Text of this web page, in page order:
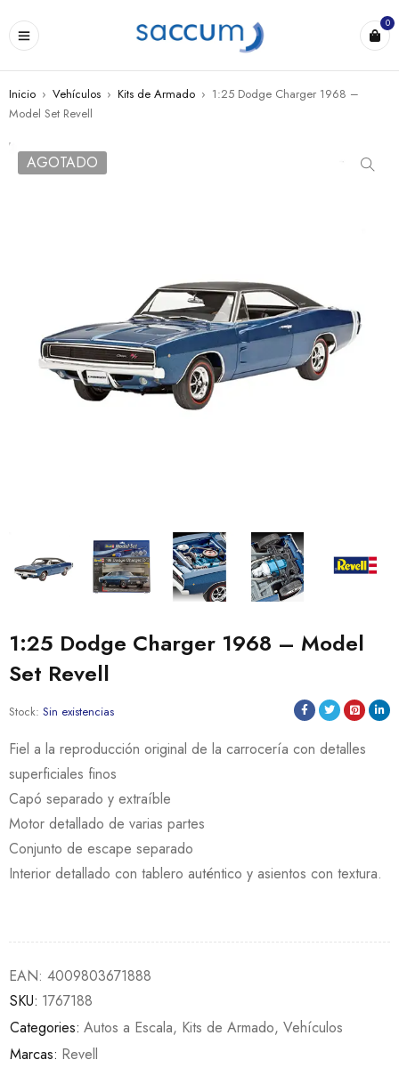
0
Inicio › Vehículos › Kits de Armado › 1:25 Dodge Charger 1968 –
Model Set Revell
AGOTADO
1:25 Dodge Charger 1968 – Model
Set Revell
Stock: Sin existencias
Fiel a la reproducción original de la carrocería con detalles
superficiales finos
Capó separado y extraíble
Motor detallado de varias partes
Conjunto de escape separado
Interior detallado con tablero auténtico y asientos con textura.
EAN: 4009803671888
SKU: 1767188
Categories: Autos a Escala, Kits de Armado, Vehículos
Marcas: Revell